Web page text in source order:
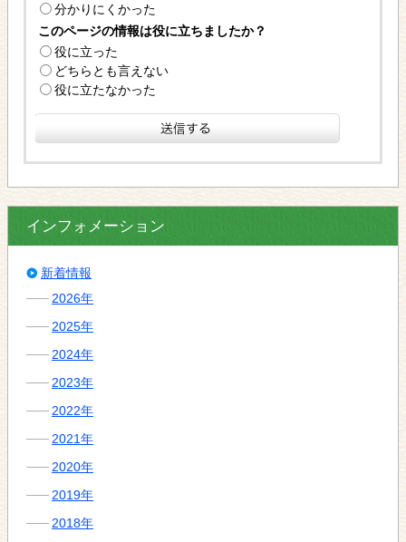
分かりにくかった
このページの情報は役に立ちましたか？
役に立った
どちらとも言えない
役に立たなかった
インフォメーション
新着情報
2026年
2025年
2024年
2023年
2022年
2021年
2020年
2019年
2018年